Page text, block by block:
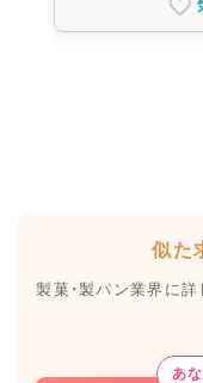
似た
製菓・製パン業界に
あ